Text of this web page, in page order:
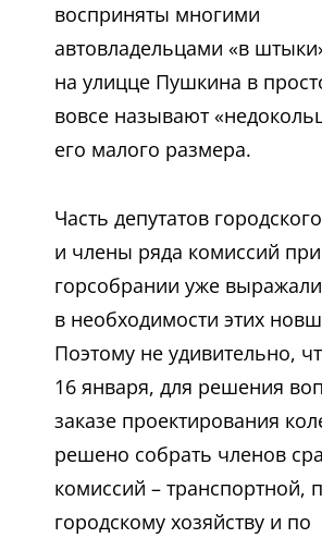
восприняты многими
автовладельцами «в
на улицце Пушкина в
вовсе называют
его малого размера.
Часть депутатов
и члены ряда комиссий
горсобрании уже
в необходимости этих
Поэтому не удивительно,
16 января, для решения
заказе проектирования
решено собрать членов
комиссий – транспортной,
городскому хозяйству и по